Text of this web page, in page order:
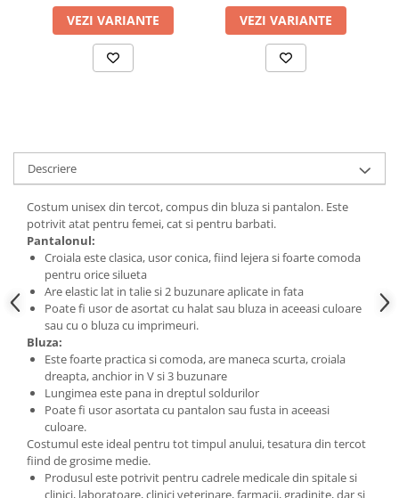
VEZI VARIANTE VEZI VARIANTE
Descriere
Costum unisex din tercot, compus din bluza si pantalon. Este
potrivit atat pentru femei, cat si pentru barbati.
Pantalonul:
Croiala este clasica, usor conica, fiind lejera si foarte comoda
pentru orice silueta
Are elastic lat in talie si 2 buzunare aplicate in fata
Poate fi usor de asortat cu halat sau bluza in aceeasi culoare
sau cu o bluza cu imprimeuri.
Bluza:
Este foarte practica si comoda, are maneca scurta, croiala
dreapta, anchior in V si 3 buzunare
Lungimea este pana in dreptul soldurilor
Poate fi usor asortata cu pantalon sau fusta in aceeasi
culoare.
Costumul este ideal pentru tot timpul anului, tesatura din tercot
fiind de grosime medie.
Produsul este potrivit pentru cadrele medicale din spitale si
clinici, laboratoare, clinici veterinare, farmacii, gradinite, dar si